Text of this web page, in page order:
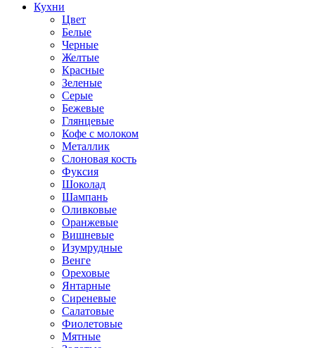
Кухни
Цвет
Белые
Черные
Желтые
Красные
Зеленые
Серые
Бежевые
Глянцевые
Кофе с молоком
Металлик
Слоновая кость
Фуксия
Шоколад
Шампань
Оливковые
Оранжевые
Вишневые
Изумрудные
Венге
Ореховые
Янтарные
Сиреневые
Салатовые
Фиолетовые
Мятные